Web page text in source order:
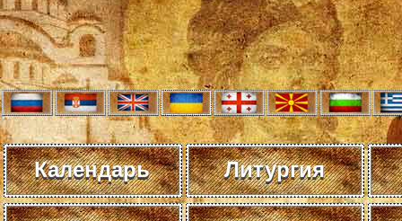
Календарь Литургия